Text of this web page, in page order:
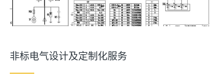
非标电气设计及定制化服务